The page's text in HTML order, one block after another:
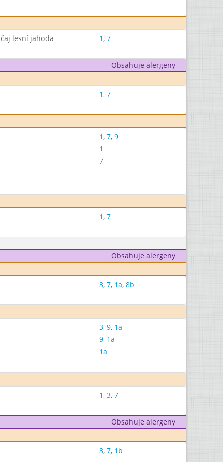
lesní jahoda 1, 7
Obsahuje alergeny
1, 7
1, 7, 9
1
7
1, 7
Obsahuje alergeny
3, 7, 1a, 8b
3, 9, 1a
9, 1a
1a
1, 3, 7
Obsahuje alergeny
3, 7, 1b